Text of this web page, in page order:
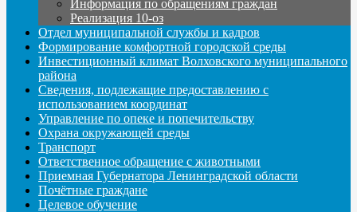
Информация по обращениям граждан
Реализация 10-оз
Отдел муниципальной службы и кадров
Формирование комфортной городской среды
Инвестиционный климат Волховского муниципального
района
Сведения, подлежащие предоставлению с
использованием координат
Управление по опеке и попечительству
Охрана окружающей среды
Транспорт
Ответственное обращение с животными
Приемная Губернатора Ленинградской области
Почётные граждане
Целевое обучение